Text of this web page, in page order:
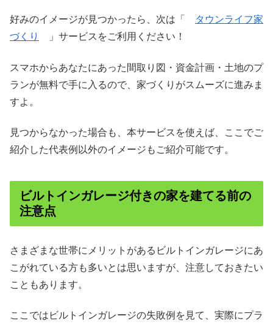
好みのイメージが見つかったら、次は「
タウンライフ家
づくり
」サービスをご利用ください！
スマホからあなたにあった 間取り図・資金計画・土地のプ
ランが無料で手に入るので、家づくりがスムーズに進みま
すよ。
見つからなかった場合も、本サービスを使えば、ここでご
紹介した代表例以外のイメージもご紹介可能です。
ビルトインガレージ付きの家を建てる前の
注意点
さまざまな世帯にメリットがあるビルトインガレージにあ
こがれている方も多いとは思いますが、注意しておきたい
こともあります。
ここではビルトインガレージの失敗例を見て、実際にプラ